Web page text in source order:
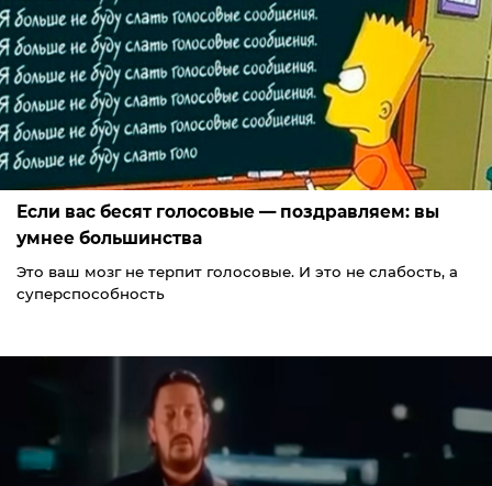
Если вас бесят голосовые — поздравляем: вы
умнее большинства
Это ваш мозг не терпит голосовые. И это не слабость, а
суперспособность